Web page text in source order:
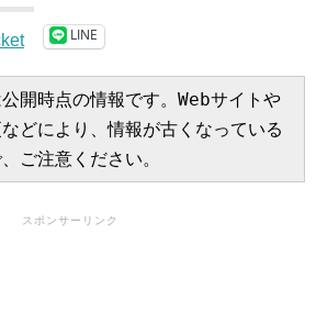
LINE
開時点の情報です。Webサイトや
どにより、情報が古くなっている
ご注意ください。
スポンサーリンク